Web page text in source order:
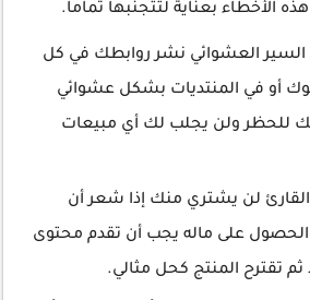
الأخطاء بعناية لتتجنبها تماما.
السير العشوائي نشر روابطك في كل
أو في المنتديات بشكل عشوائي
للحظر ولن يجلب لك أي مبيعات
القارئ لن يشتري منك إذا شعر أن
على ماله يجب أن تقدم محتوى
تقترح المنتج كحل مثالي.